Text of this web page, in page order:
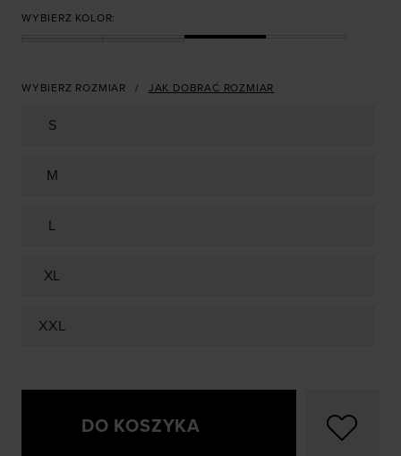
WYBIERZ KOLOR:
WYBIERZ ROZMIAR JAK DOBRAĆ ROZMIAR
S
M
L
XL
XXL
DO KOSZYKA